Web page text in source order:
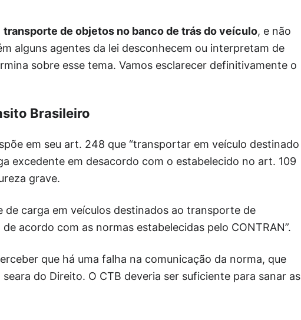
transporte de objetos no banco de trás do veículo, e não
alguns agentes da lei desconhecem ou interpretam de
sobre esse tema. Vamos esclarecer definitivamente o
Brasileiro
em seu art. 248 que “transportar em veículo destinado
excedente em desacordo com o estabelecido no art. 109
grave.
de carga em veículos destinados ao transporte de
acordo com as normas estabelecidas pelo CONTRAN”.
que há uma falha na comunicação da norma, que
do Direito. O CTB deveria ser suficiente para sanar as